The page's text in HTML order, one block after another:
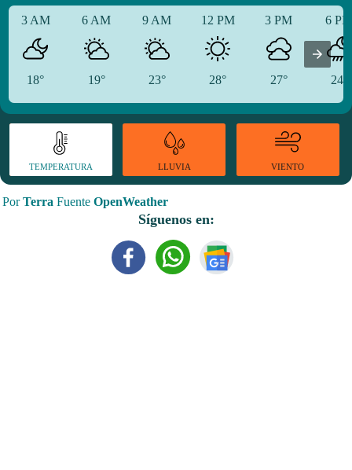
3 AM
18°
6 AM
19°
9 AM
23°
12 PM
28°
3 PM
27°
6
24°
TEMPERATURA LLUVIA VIENTO
PorTerra Fuente OpenWeather
Síguenos en: